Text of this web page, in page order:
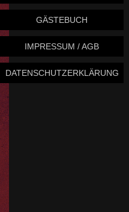
GÄSTEBUCH
IMPRESSUM / AGB
DATENSCHUTZERKLÄRUNG